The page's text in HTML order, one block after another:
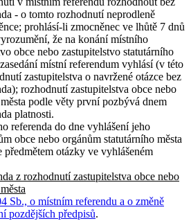
- o tomto rozhodnutí neprodleně
prohlásí-li zmocněnec ve lhůtě 7 dnů
že na konání místního
obce nebo zastupitelstvo statutárního
místní referendum vyhlásí (v této
zastupitelstva o navržené otázce bez
rozhodnutí zastupitelstva obce nebo
podle věty první pozbývá dnem
platnosti.
referenda do dne vyhlášení jeho
obce nebo orgánům statutárního města
otázky ve vyhlášeném
z rozhodnutí zastupitelstva obce nebo
Sb., o místním referendu a o změně
pozdějších předpisů.